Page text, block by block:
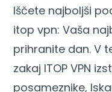
Iščete najboljši
itop vpn: Vaša
prihranite dan. V
zakaj ITOP VPN
posameznike,